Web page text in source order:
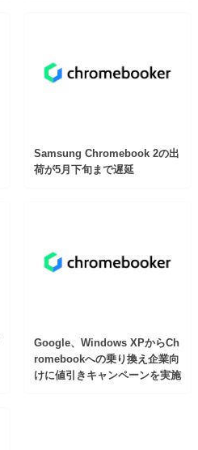
Samsung Chromebook 2の出
荷が5月下旬まで遅延
Google、Windows XPからCh
romebookへの乗り換え企業向
けに値引きキャンペーンを実施